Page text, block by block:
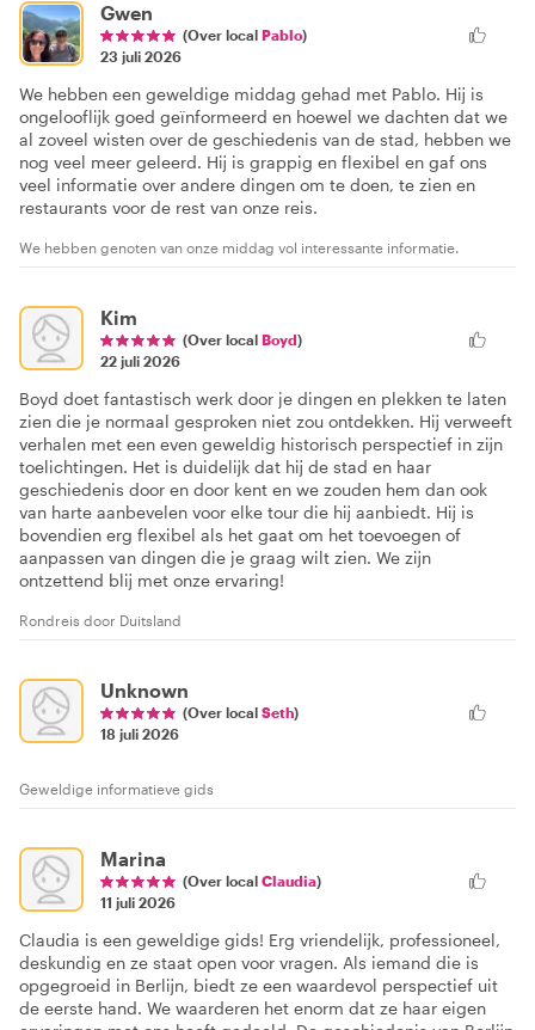
Gwen
(Over local Pablo)
23 juli 2026
We hebben een geweldige middag gehad met Pablo. Hij is
ongelooflijk goed geïnformeerd en hoewel we dachten dat we
al zoveel wisten over de geschiedenis van de stad, hebben we
nog veel meer geleerd. Hij is grappig en flexibel en gaf ons
veel informatie over andere dingen om te doen, te zien en
restaurants voor de rest van onze reis.
We hebben genoten van onze middag vol interessante informatie.
Kim
(Over local Boyd)
22 juli 2026
Boyd doet fantastisch werk door je dingen en plekken te laten
zien die je normaal gesproken niet zou ontdekken. Hij verweeft
verhalen met een even geweldig historisch perspectief in zijn
toelichtingen. Het is duidelijk dat hij de stad en haar
geschiedenis door en door kent en we zouden hem dan ook
van harte aanbevelen voor elke tour die hij aanbiedt. Hij is
bovendien erg flexibel als het gaat om het toevoegen of
aanpassen van dingen die je graag wilt zien. We zijn
ontzettend blij met onze ervaring!
Rondreis door Duitsland
Unknown
(Over local Seth)
18 juli 2026
Geweldige informatieve gids
Marina
(Over local Claudia)
11 juli 2026
Claudia is een geweldige gids! Erg vriendelijk, professioneel,
deskundig en ze staat open voor vragen. Als iemand die is
opgegroeid in Berlijn, biedt ze een waardevol perspectief uit
de eerste hand. We waarderen het enorm dat ze haar eigen